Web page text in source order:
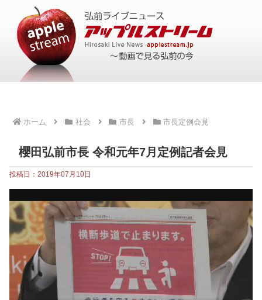
ホーム 社会 市長 市長定例会見
櫻田弘前市長 令和元年7月定例記者会見
投稿日：2019年07月10日